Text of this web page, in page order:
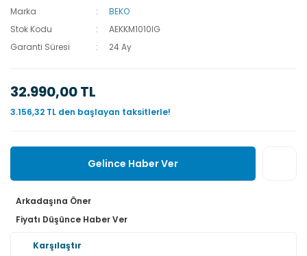
Marka
BEKO
Stok Kodu
AEKKM1010IG
Garanti Süresi
24 Ay
32.990,00 TL
3.156,32 TL den başlayan taksitlerle!
Gelince Haber Ver
Arkadaşına Öner
Fiyatı Düşünce Haber Ver
Karşılaştır